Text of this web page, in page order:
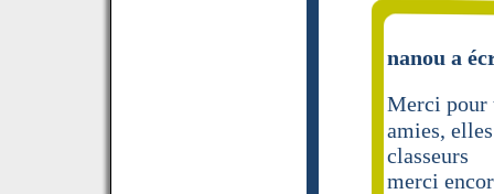
nanou a
Merci pour
amies,
classeurs
merci